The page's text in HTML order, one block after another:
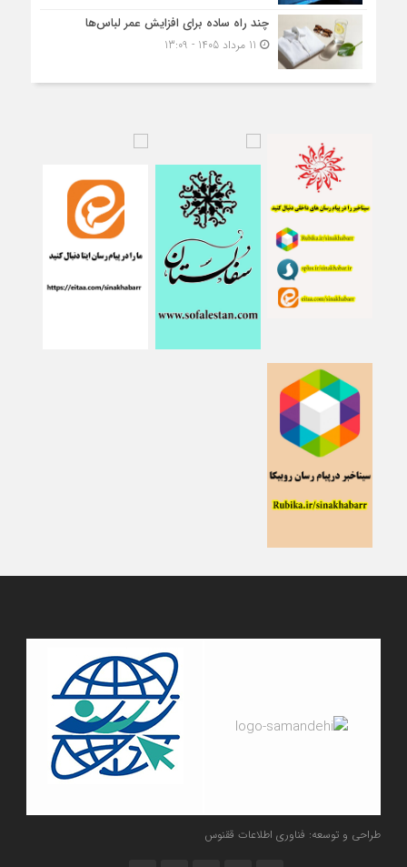
چند راه ساده برای افزایش عمر لباس‌ها
طراحی و توسعه: فناوری اطلاعات ققنوس